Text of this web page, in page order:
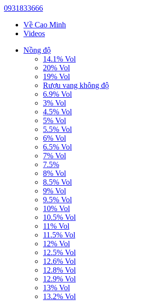
0931833666
Về Cao Minh
Videos
Nồng độ
14.1% Vol
20% Vol
19% Vol
Rượu vang không độ
6.9% Vol
3% Vol
4.5% Vol
5% Vol
5.5% Vol
6% Vol
6.5% Vol
7% Vol
7.5%
8% Vol
8.5% Vol
9% Vol
9.5% Vol
10% Vol
10.5% Vol
11% Vol
11.5% Vol
12% Vol
12.5% Vol
12.6% Vol
12.8% Vol
12.9% Vol
13% Vol
13.2% Vol